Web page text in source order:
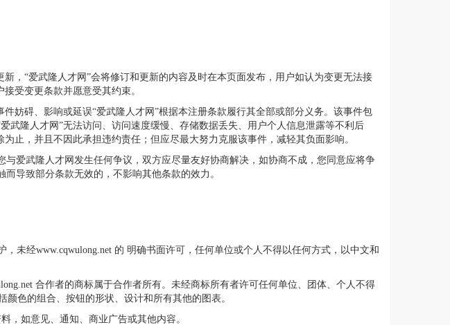
，“爱武隆人才网”会将修订和更新的内容及时在本页面发布，用户如认为变更无法接
受变更条款并愿意受其约束。
妨碍、影响或延误“爱武隆人才网”根据本注册条款履行其全部或部分义务。该事件包
武隆人才网”无法访问、访问速度缓慢、存储数据丢失、用户个人信息泄露等不利后
止，并且不因此承担违约责任；但应尽最大努力克服该事件，减轻其负面影响。
爱武隆人才网发生任何争议，双方应尽量友好协商解决，如协商不成，您同意应将争
导致部分条款无效的，不影响其他条款的效力。
未经www.cqwulong.net 的 明确书面许可，任何单位或个人不得以任何方式，以中文和
合作者的商标属于合作者所有。未经商标所有者许可任何单位、团体、个人不得
色的组合、按钮的形状、设计和所有其他的图表。
，如意见、通知、商业广告或其他内容。